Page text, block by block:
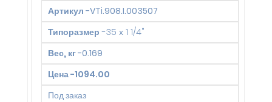
Артикул -VTi.908.I.003507
Типоразмер -35 х 1 1/4"
Вес, кг-0.169
Цена-1094.00
Под заказ